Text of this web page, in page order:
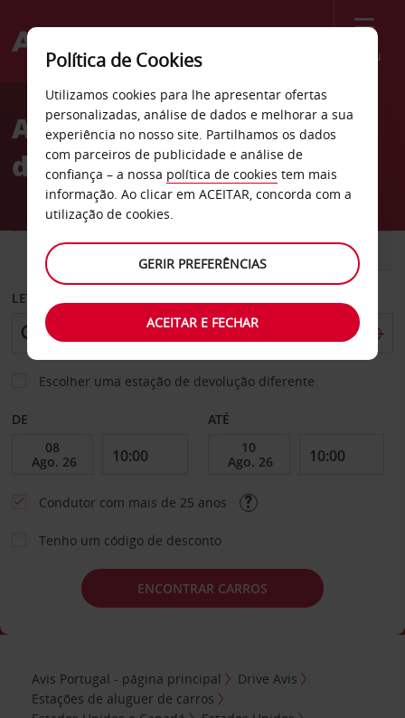
Menu
Welcome
AvisAluguer de carros Dacota
do Sul
CARRO COMERCIAIS
LEVANTAR EM
Escolher uma estação de devolução diferente
DE ATÉ
Condutor com mais de 25 anos
Tenho um código de desconto
ENCONTRAR CARROS
Avis Portugal - página principal
Drive Avis
Estações de aluguer de carros
Política de Cookies
Utilizamos cookies para lhe apresentar ofertas
personalizadas, análise de dados e melhorar a sua
experiência no nosso site. Partilhamos os dados
com parceiros de publicidade e análise de
confiança – a nossa política de cookies tem mais
informação. Ao clicar em ACEITAR, concorda com a
utilização de cookies.
GERIR PREFERÊNCIAS
ACEITAR E FECHAR